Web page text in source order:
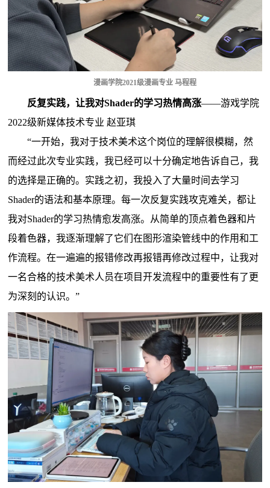
漫画学院2021级漫画专业 马程程
反复实践，让我对Shader的学习热情高涨——游戏学院
2022级新媒体技术专业 赵亚琪
“一开始，我对于技术美术这个岗位的理解很模糊，然
而经过此次专业实践，我已经可以十分确定地告诉自己，我
的选择是正确的。实践之初，我投入了大量时间去学习
Shader的语法和基本原理。每一次反复实践攻克难关，都让
我对Shader的学习热情愈发高涨。从简单的顶点着色器和片
段着色器，我逐渐理解了它们在图形渲染管线中的作用和工
作流程。在一遍遍的报错修改再报错再修改过程中，让我对
一名合格的技术美术人员在项目开发流程中的重要性有了更
为深刻的认识。”